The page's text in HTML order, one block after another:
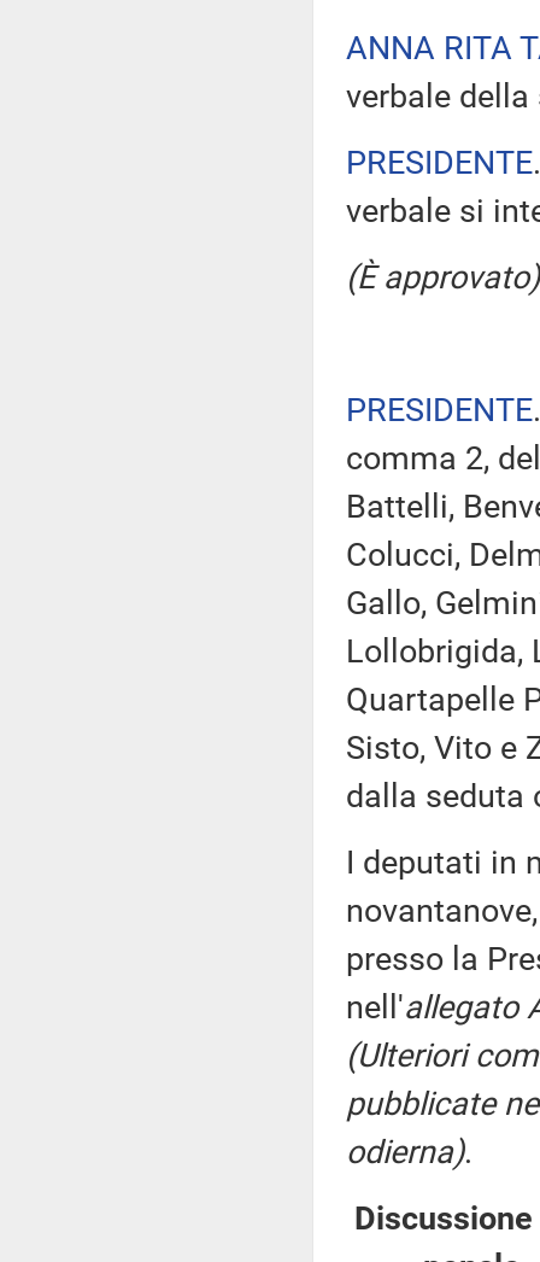
ANNA RITA
verbale
PRESIDENTE
verbale si
(È approvato)
PRESIDENTE
comma 2,
Battelli,
Colucci,
Gallo,
Lollobrigida,
Quartapelle
Sisto, Vito e
dalla seduta
I deputati in
presso la
nell'allegato
(Ulteriori
pubblicate
odierna).